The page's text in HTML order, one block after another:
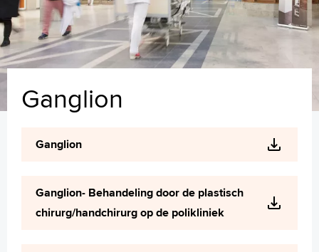
MijnASz
Language
Zoeken
Ganglion
Ganglion
Ganglion- Behandeling door de plastisch
chirurg/handchirurg op de polikliniek